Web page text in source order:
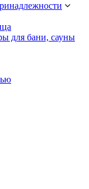
для бани, сауны